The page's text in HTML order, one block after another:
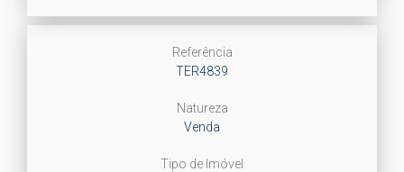
Referência
TER4839
Natureza
Venda
Tipo de Imóvel